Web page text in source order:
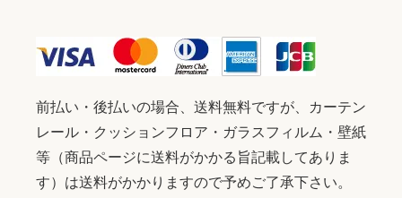
前払い・後払いの場合、送料無料ですが、カーテン
レール・クッションフロア・ガラスフィルム・壁紙
等（商品ページに送料がかかる旨記載してありま
す）は送料がかかりますので予めご了承下さい。